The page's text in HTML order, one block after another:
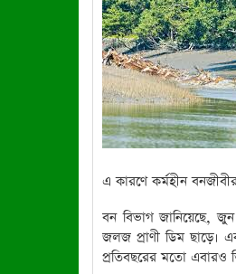
এ কারণে কর্মহীন
বন বিভাগ জানিয়েছে,
জলজ প্রাণী ডিম ছাড়ে।
প্রতিবছরের মতো এবারও